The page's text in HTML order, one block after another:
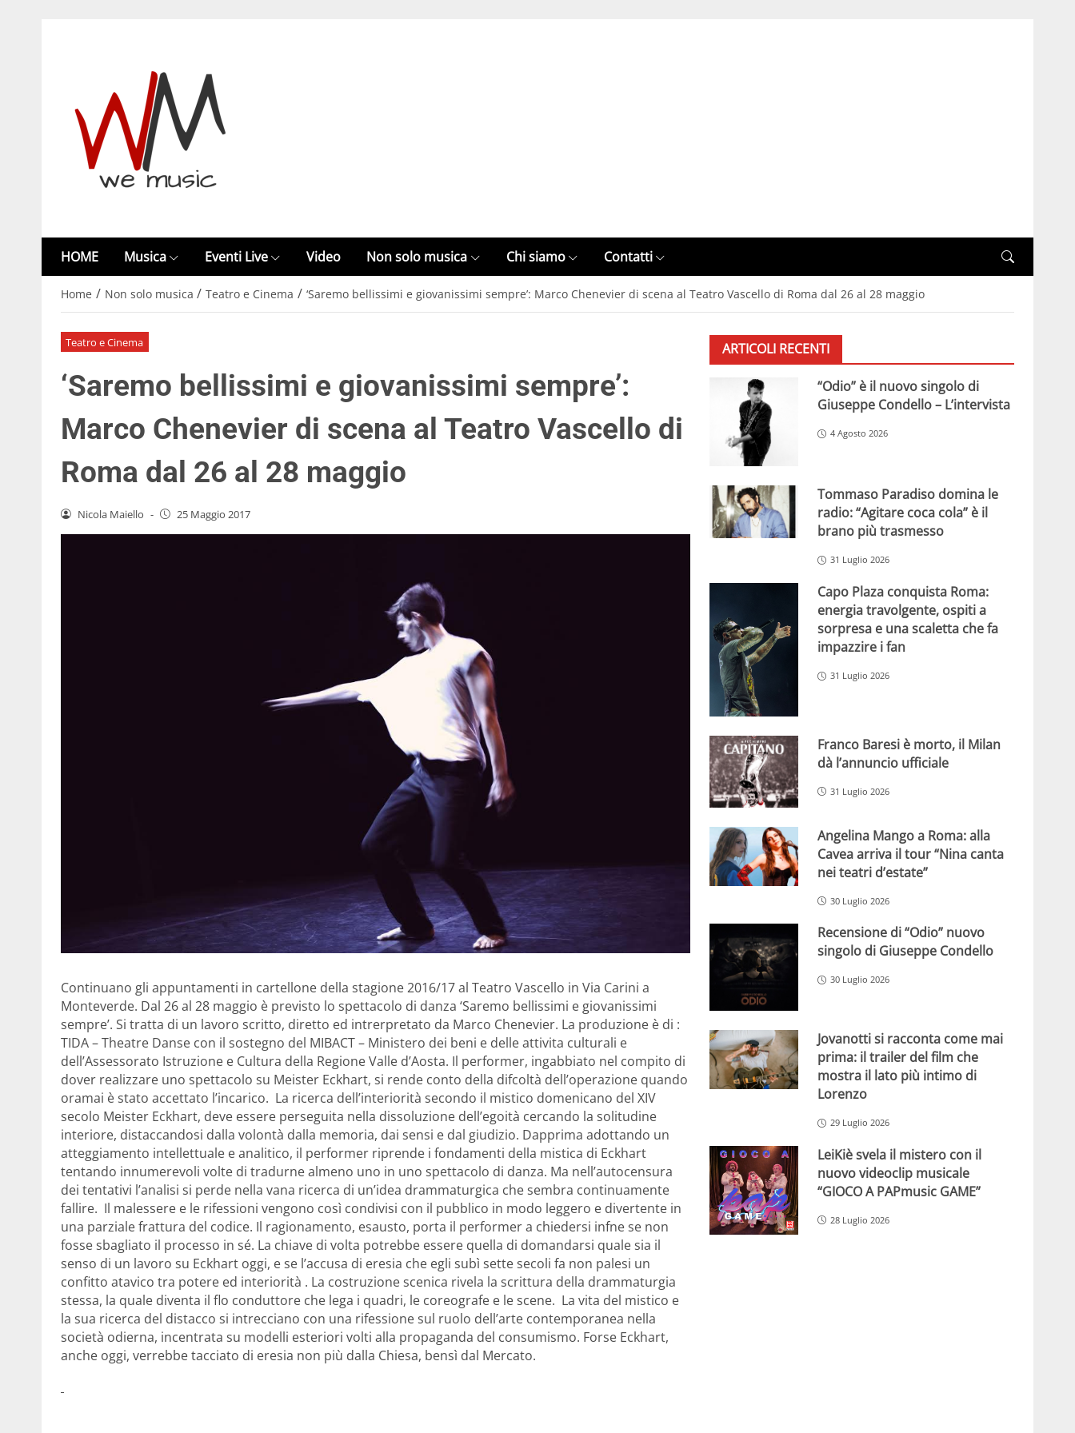
HOME Musica Eventi Live Video Non solo musica Chi siamo Contatti
Home / Non solo musica / Teatro e Cinema / ‘Saremo bellissimi e giovanissimi sempre’: Marco Chenevier di scena al Teatro Vascello di Roma dal 26 al 28 maggio
Teatro e Cinema
‘Saremo bellissimi e giovanissimi sempre’:
Marco Chenevier di scena al Teatro Vascello di
Roma dal 26 al 28 maggio
Nicola Maiello - 25 Maggio 2017
Continuano gli appuntamenti in cartellone della stagione 2016/17 al Teatro Vascello in Via Carini a
Monteverde. Dal 26 al 28 maggio è previsto lo spettacolo di danza ‘Saremo bellissimi e giovanissimi
sempre’. Si tratta di un lavoro scritto, diretto ed intrerpretato da Marco Chenevier. La produzione è di :
TIDA – Theatre Danse con il sostegno del MIBACT – Ministero dei beni e delle attivita culturali e
dell’Assessorato Istruzione e Cultura della Regione Valle d’Aosta. Il performer, ingabbiato nel compito di
dover realizzare uno spettacolo su Meister Eckhart, si rende conto della difcoltà dell’operazione quando
oramai è stato accettato l’incarico. La ricerca dell’interiorità secondo il mistico domenicano del XIV
secolo Meister Eckhart, deve essere perseguita nella dissoluzione dell’egoità cercando la solitudine
interiore, distaccandosi dalla volontà dalla memoria, dai sensi e dal giudizio. Dapprima adottando un
atteggiamento intellettuale e analitico, il performer riprende i fondamenti della mistica di Eckhart
tentando innumerevoli volte di tradurne almeno uno in uno spettacolo di danza. Ma nell’autocensura
dei tentativi l’analisi si perde nella vana ricerca di un’idea drammaturgica che sembra continuamente
fallire. Il malessere e le rifessioni vengono così condivisi con il pubblico in modo leggero e divertente in
una parziale frattura del codice. Il ragionamento, esausto, porta il performer a chiedersi infne se non
fosse sbagliato il processo in sé. La chiave di volta potrebbe essere quella di domandarsi quale sia il
senso di un lavoro su Eckhart oggi, e se l’accusa di eresia che egli subì sette secoli fa non palesi un
confitto atavico tra potere ed interiorità . La costruzione scenica rivela la scrittura della drammaturgia
stessa, la quale diventa il flo conduttore che lega i quadri, le coreografe e le scene. La vita del mistico e
la sua ricerca del distacco si intrecciano con una rifessione sul ruolo dell’arte contemporanea nella
società odierna, incentrata su modelli esteriori volti alla propaganda del consumismo. Forse Eckhart,
anche oggi, verrebbe tacciato di eresia non più dalla Chiesa, bensì dal Mercato.
ARTICOLI RECENTI
“Odio” è il nuovo singolo di
Giuseppe Condello – L’intervista
4 Agosto 2026
Tommaso Paradiso domina le
radio: “Agitare coca cola” è il
brano più trasmesso
31 Luglio 2026
Capo Plaza conquista Roma:
energia travolgente, ospiti a
sorpresa e una scaletta che fa
impazzire i fan
31 Luglio 2026
Franco Baresi è morto, il Milan
dà l’annuncio ufficiale
31 Luglio 2026
Angelina Mango a Roma: alla
Cavea arriva il tour “Nina canta
nei teatri d’estate”
30 Luglio 2026
Recensione di “Odio” nuovo
singolo di Giuseppe Condello
30 Luglio 2026
Jovanotti si racconta come mai
prima: il trailer del film che
mostra il lato più intimo di
Lorenzo
29 Luglio 2026
LeiKiè svela il mistero con il
nuovo videoclip musicale
“GIOCO A PAPmusic GAME”
28 Luglio 2026